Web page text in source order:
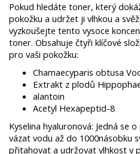
Pokud hledáte toner, který
pokožku a udržet ji vlhkou a
vyzkoušejte tento vysoce
toner. Obsahuje čtyři klíčové
pro vaši pokožku:
Chamaecyparis obtusa
Extrakt z plodů
alantoin
Acetyl Hexapeptid-8
Kyselina hyaluronová: Jedná se
vázat vodu až do 1000násobku
přitahovat a udržovat vlhkost v